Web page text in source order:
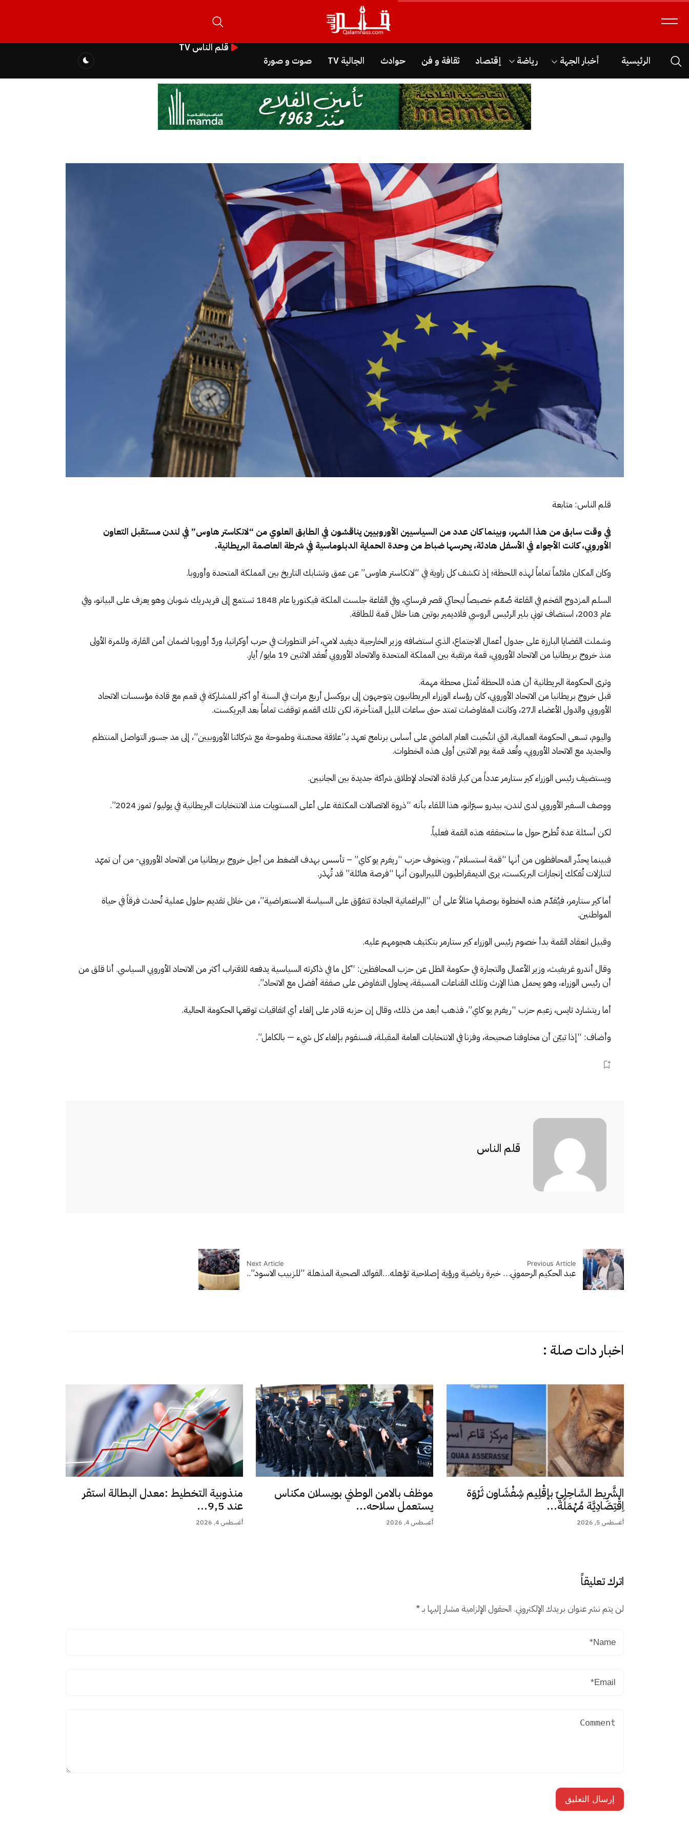
الرئيسية أخبار الجهة رياضة إقتصاد ثقافة و فن حوادث الجالية TV صوت و صورة
قلم الناس TV
قلم الناس: متابعة
في وقت سابق من هذا الشهر، وبينما كان عدد من السياسيين الأوروبيين يناقشون في الطابق العلوي من “لانكاستر هاوس” في لندن مستقبل التعاون
الأوروبي، كانت الأجواء في الأسفل هادئة، يحرسها ضباط من وحدة الحماية الدبلوماسية في شرطة العاصمة البريطانية.
وكان المكان ملائماً تماماً لهذه اللحظة؛ إذ تكشف كل زاوية في “لانكاستر هاوس” عن عمق وتشابك التاريخ بين المملكة المتحدة وأوروبا.
السلم المزدوج الفخم في القاعة صُمّم خصيصاً ليحاكي قصر فرساي، وفي القاعة جلست الملكة فيكتوريا عام 1848 تستمع إلى فريدريك شوبان وهو يعزف على البيانو، وفي
عام 2003، استضاف توني بلير الرئيس الروسي فلاديمير بوتين هنا خلال قمة للطاقة.
وشملت القضايا البارزة على جدول أعمال الاجتماع، الذي استضافه وزير الخارجية ديفيد لامي، آخر التطورات في حرب أوكرانيا، وردّ أوروبا لضمان أمن القارة، وللمرة الأولى
منذ خروج بريطانيا من الاتحاد الأوروبي، قمة مرتقبة بين المملكة المتحدة والاتحاد الأوروبي تُعقد الاثنين 19 مايو/ أيار.
وترى الحكومة البريطانية أن هذه اللحظة تُمثل محطة مهمة.
قبل خروج بريطانيا من الاتحاد الأوروبي، كان رؤساء الوزراء البريطانيون يتوجهون إلى بروكسل أربع مرات في السنة أو أكثر للمشاركة في قمم مع قادة مؤسسات الاتحاد
الأوروبي والدول الأعضاء الـ27، وكانت المفاوضات تمتد حتى ساعات الليل المتأخرة، لكن تلك القمم توقفت تماماً بعد البريكست.
واليوم، تسعى الحكومة العمالية، التي انتُخبت العام الماضي على أساس برنامج تعهد بـ”علاقة محسّنة وطموحة مع شركائنا الأوروبيين”، إلى مد جسور التواصل المنتظم
والجديد مع الاتحاد الأوروبي، وتُعد قمة يوم الاثنين أولى هذه الخطوات.
ويستضيف رئيس الوزراء كير ستارمر عدداً من كبار قادة الاتحاد لإطلاق شراكة جديدة بين الجانبين.
ووصف السفير الأوروبي لدى لندن، بيدرو سيرّانو، هذا اللقاء بأنه “ذروة الاتصالات المكثفة على أعلى المستويات منذ الانتخابات البريطانية في يوليو/ تموز 2024”.
لكن أسئلة عدة تُطرح حول ما ستحققه هذه القمة فعلياً.
فبينما يحذّر المحافظون من أنها “قمة استسلام”، ويتخوف حزب “ريفرم يو كاي” – تأسس بهدف الضغط من أجل خروج بريطانيا من الاتحاد الأوروبي- من أن تمهّد
لتنازلات تُفكك إنجازات البريكست، يرى الديمقراطيون الليبراليون أنها “فرصة هائلة” قد تُهدَر.
أما كير ستارمر، فيُقدّم هذه الخطوة بوصفها مثالاً على أن “البراغماتية الجادة تتفوّق على السياسة الاستعراضية”، من خلال تقديم حلول عملية تُحدث فرقاً في حياة
المواطنين.
وقبيل انعقاد القمة بدأ خصوم رئيس الوزراء كير ستارمر بتكثيف هجومهم عليه.
وقال أندرو غريفيث، وزير الأعمال والتجارة في حكومة الظل عن حزب المحافظين: “كل ما في ذاكرته السياسية يدفعه للاقتراب أكثر من الاتحاد الأوروبي السياسي. أنا قلق من
أن رئيس الوزراء، وهو يحمل هذا الإرث وتلك القناعات المسبقة، يحاول التفاوض على صفقة أفضل مع الاتحاد”.
أما ريتشارد تايس، زعيم حزب “ريفرم يو كاي”، فذهب أبعد من ذلك، وقال إن حزبه قادر على إلغاء أي اتفاقيات توقعها الحكومة الحالية.
وأضاف: “إذا تبيّن أن مخاوفنا صحيحة، وفزنا في الانتخابات العامة المقبلة، فسنقوم بإلغاء كل شيء — بالكامل”.
قلم الناس
Previous Article
عبد الحكيم الرحموني… خبرة رياضية ورؤية إصلاحية تؤهله…
Next Article
الفوائد الصحية المذهلة “للزبيب الاسود”..
اخبار دات صلة :
الشَّرِيط السَّاحِلِيّ بإقْلِيم شِفْشَاون ثَرْوَة
اِقْتِصَادِيَّة مُهْمَلَة...
أغسطس 5, 2026
موظف بالامن الوطني بويسلان مكناس
يستعمل سلاحه...
أغسطس 4, 2026
منذوبية التخطيط :معدل البطالة استقر
عند 9,5...
أغسطس 4, 2026
اترك تعليقاً
لن يتم نشر عنوان بريدك الإلكتروني. الحقول الإلزامية مشار إليها بـ*